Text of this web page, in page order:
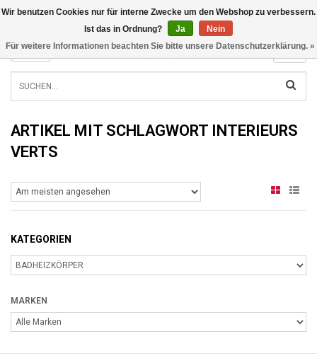
INFO@RADIATORS.SHOP
MENU
ARTIKEL MIT SCHLAGWORT INTERIEURS
VERTS
KATEGORIEN
MARKEN
Wir benutzen Cookies nur für interne Zwecke um den Webshop zu verbessern.
Ist das in Ordnung?
Ja
Nein
Für weitere Informationen beachten Sie bitte unsere Datenschutzerklärung. »